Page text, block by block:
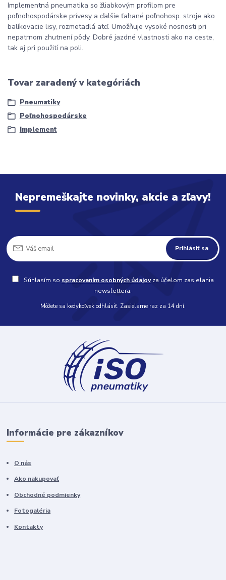
Implementná pneumatika so žliabkovým profilom pre
poľnohospodárske prívesy a ďalšie ťahané poľnohosp. stroje ako
balíkovacie lisy, rozmetadlá atď. Umožňuje vysoké nosnosti pri
nepatrnom zhutnení pôdy. Dobré jazdné vlastnosti ako na ceste,
tak aj pri použití na poli.
Tovar zaradený v kategóriách
Pneumatiky
Poľnohospodárske
Implement
Nepremeškajte novinky, akcie a zľavy!
Prihlásiť sa
Súhlasím so spracovaním osobných údajovza účelom zasielania
newslettera.
Môžete sa kedykoľvek odhlásiť. Zasielame raz za 14 dní.
Informácie pre zákazníkov
O nás
Ako nakupovať
Obchodné podmienky
Fotogaléria
Kontakty